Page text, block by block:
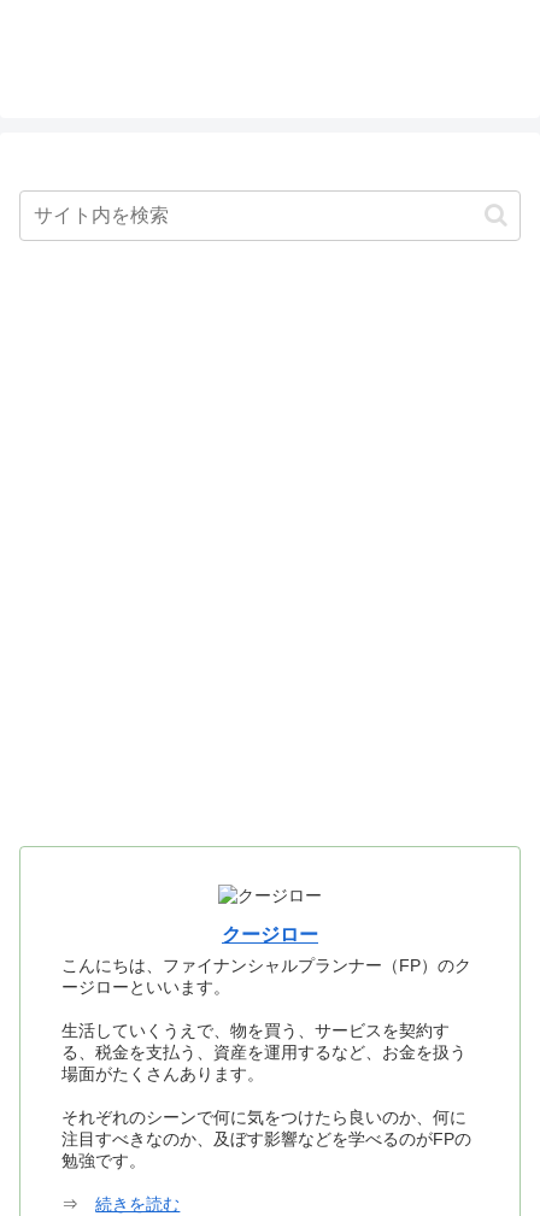
クージロー
こんにちは、ファイナンシャルプランナー（FP）のク
ージローといいます。
生活していくうえで、物を買う、サービスを契約す
る、税金を支払う、資産を運用するなど、お金を扱う
場面がたくさんあります。
それぞれのシーンで何に気をつけたら良いのか、何に
注目すべきなのか、及ぼす影響などを学べるのがFPの
勉強です。
⇒続きを読む